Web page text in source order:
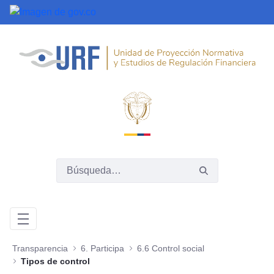
Saltar al contenido principal
Transparencia 6. Participa
6.6 Control social
Tipos de control